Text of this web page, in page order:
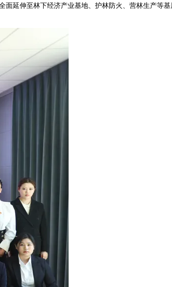
延伸至林下经济产业基地、护林防火、营林生产等基